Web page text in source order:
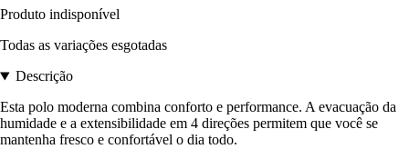
Produto indisponível
Todas as variações esgotadas
Descrição
Esta polo moderna combina conforto e performance. A evacuação da
humidade e a extensibilidade em 4 direções permitem que você se
mantenha fresco e confortável o dia todo.